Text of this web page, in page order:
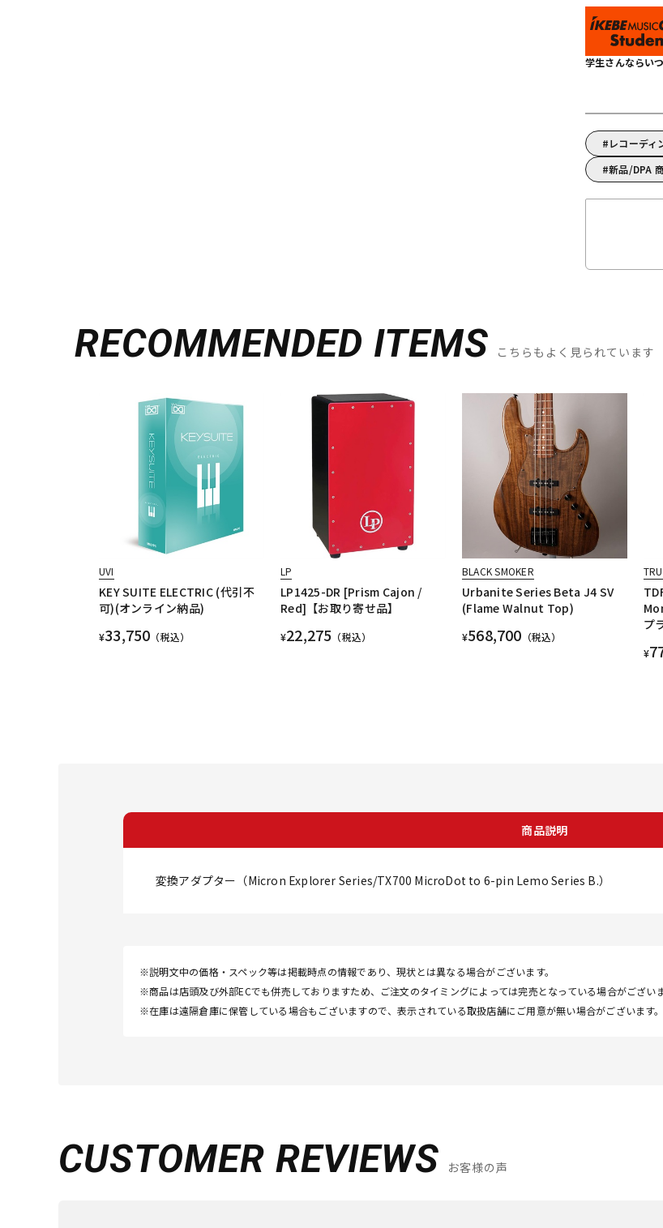
学生さんならい
レコーディ
新品/DPA
RECOMMENDED ITEMS こちらもよく見られています
UVI
KEY SUITE ELECTRIC (代引不
可)(オンライン納品)
¥33,750 （税込）
LP
LP1425-DR [Prism Cajon /
Red]【お取り寄せ品】
¥22,275 （税込）
BLACK SMOKER
Urbanite Series Beta J4 SV
(Flame Walnut Top)
¥568,700 （税込）
プ
¥
商品説明
変換アダプター（Micron Explorer Series/TX700 MicroDot to 6-pin Lemo Series B.）
※説明文中の価格・スペック等は掲載時点の情報であり、現状とは異なる場合がございます。
※商品は店頭及び外部ECでも併売しておりますため、ご注文のタイミングによっては完売となっている場合がございま
※在庫は遠隔倉庫に保管している場合もございますので、表示されている取扱店舗にご用意が無い場合がございます。
CUSTOMER REVIEWS お客様の声